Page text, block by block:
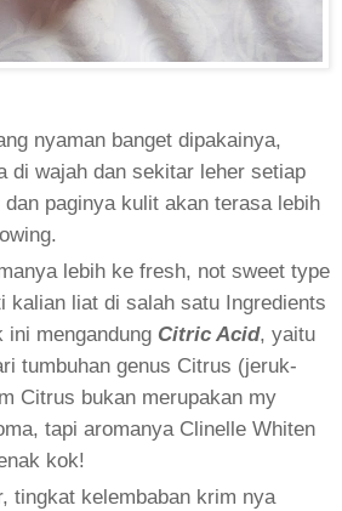
nyaman banget dipakainya,
di wajah dan sekitar leher setiap
paginya kulit akan terasa lebih
lebih ke fresh, not sweet type
kalian liat di salah satu Ingredients
ini mengandung Citric Acid, yaitu
tumbuhan genus Citrus (jeruk-
Citrus bukan merupakan my
tapi aromanya Clinelle Whiten
kok!
tingkat kelembaban krim nya